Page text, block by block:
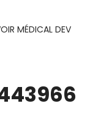
MÉDICAL DEV